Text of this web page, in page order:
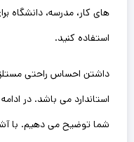
های کار، مدرسه، دانشگاه
استفاده کنید.
داشتن احساس راحتی
استاندارد می باشد. در
شما توضیح می دهیم. با